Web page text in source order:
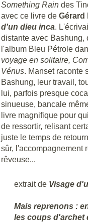
Something Rain des
avec ce livre de Gérard
d'un dieu inca.
distante avec Bashung,
l'album Bleu Pétrole
voyage en solitaire,
Vénus. Manset raconte
Bashung, leur travail,
lui, parfois presque
sinueuse, bancale
livre magnifique pour
de ressortir, relisant
juste le temps de
sûr, l'accompagnement
rêveuse...
extrait de Visage
Mais reprenons :
les coups d'archet